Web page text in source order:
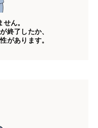
ん。
終了したか、
があります。